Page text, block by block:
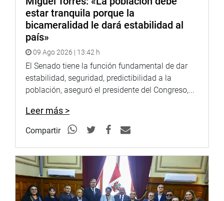
estar tranquila porque la
bicameralidad le dará estabilidad al
país»
09 Ago 2026 | 13:42 h
El Senado tiene la función fundamental de dar
estabilidad, seguridad, predictibilidad a la
población, aseguró el presidente del Congreso,...
Leer más >
Compartir